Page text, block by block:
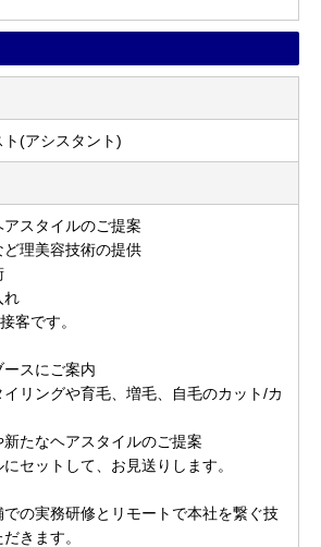
(アシスタント)
アスタイルのご提案
ど理美容技術の提供
れ
客です。
スにご案内
リングや育毛、増毛、自毛のカット/カ
たなヘアスタイルのご提案
セットして、お見送りします。
での実務研修とリモートで本社を繋ぐ技
きます。